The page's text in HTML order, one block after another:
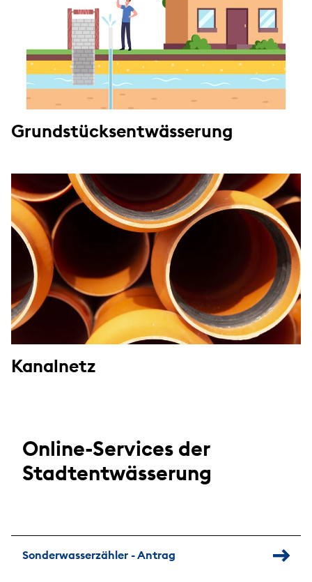
Grundstücksentwässerung
Kanalnetz
Online-Services der
Stadtentwässerung
Sonderwasserzähler - Antrag